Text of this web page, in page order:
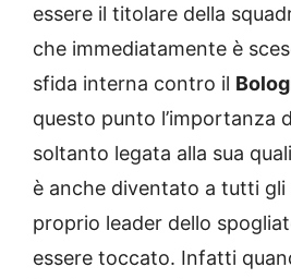
essere il titolare della
che immediatamente è
sfida interna contro il
questo punto l’importanza
soltanto legata alla sua
è anche diventato a tutti
proprio leader dello
essere toccato. Infatti